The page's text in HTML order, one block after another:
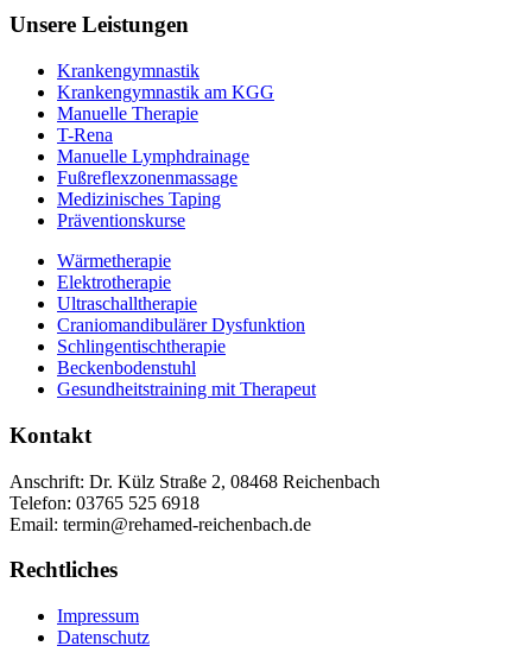
Unsere Leistungen
Krankengymnastik
Krankengymnastik am KGG
Manuelle Therapie
T-Rena
Manuelle Lymphdrainage
Fußreflexzonenmassage
Medizinisches Taping
Präventionskurse
Wärmetherapie
Elektrotherapie
Ultraschalltherapie
Craniomandibulärer Dysfunktion
Schlingentischtherapie
Beckenbodenstuhl
Gesundheitstraining mit Therapeut
Kontakt
Anschrift: Dr. Külz Straße 2, 08468 Reichenbach
Telefon: 03765 525 6918
Email: termin@rehamed-reichenbach.de
Rechtliches
Impressum
Datenschutz